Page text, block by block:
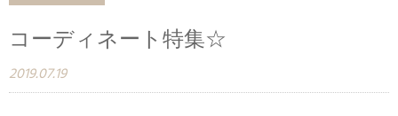
コーディネート特集☆
2019.07.19